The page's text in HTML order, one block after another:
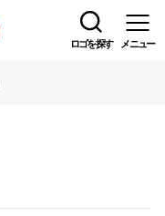
ロゴを探す メニュー